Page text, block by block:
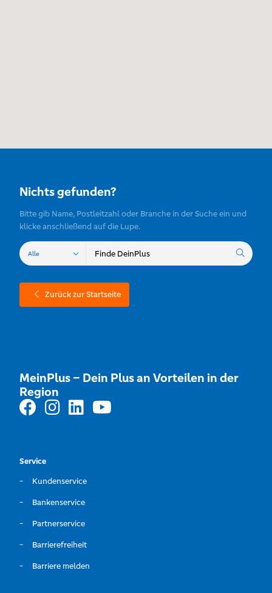
Nichts gefunden?
Bitte gib Name, Postleitzahl oder Branche in der Suche ein und
klicke anschließend auf die Lupe.
Zurück zur Startseite
MeinPlus – Dein Plus an Vorteilen in der
Region
Service
Kundenservice
Bankenservice
Partnerservice
Barrierefreiheit
Barriere melden